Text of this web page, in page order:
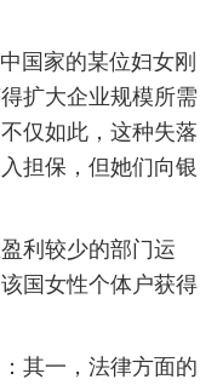
国家的某位妇女刚
扩大企业规模所需
仅如此，这种失落
担保，但她们向银
利较少的部门运
国女性个体户获得
其一，法律方面的